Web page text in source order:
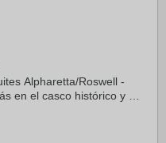
Alpharetta/Roswell -
en el casco histórico y a